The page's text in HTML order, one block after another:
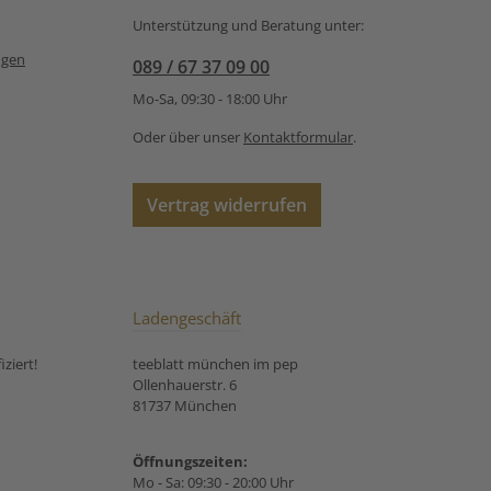
Frauenmantelkraut, Nelken,
Johanniskraut, Kardamom,
natürliches Aroma,
schwarzer Pfeffer,
Wacholderbeeren,
Zubereitungsempfehlung
Unterstützung und Beratung unter:
089 / 67 37 09 00
Mo-Sa, 09:30 - 18:00 Uhr
Oder über unser Kontaktformular.
Vertrag widerrufen
Ladengeschäft
teeblatt münchen im pep
Ollenhauerstr. 6
81737 München
Öffnungszeiten:
Mo - Sa: 09:30 - 20:00 Uhr